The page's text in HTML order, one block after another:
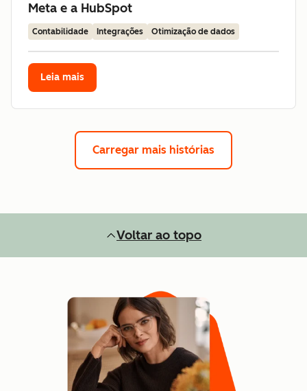
Meta e a HubSpot
Contabilidade Integrações Otimização de dados
Leia mais
Carregar mais histórias
Voltar ao topo